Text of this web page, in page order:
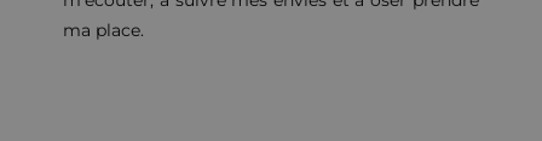
ma place.